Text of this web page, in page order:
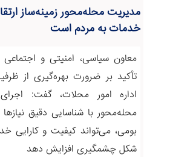
مدیریت محله‌محور زمینه‌ساز
خدمات به مردم است
معاون سیاسی، امنیتی و اجتماعی
تأکید بر ضرورت بهره‌گیری از
اداره امور محلات، گفت:
محله‌محور با شناسایی دقیق نیازها
بومی، می‌تواند کیفیت و کارایی
شکل چشمگیری افزایش دهد